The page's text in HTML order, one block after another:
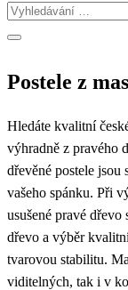
Postele z
Hledáte kvalitní
výhradně z pravého
dřevěné postele
vašeho spánku. Při
usušené pravé
dřevo a výběr
tvarovou stabilitu.
viditelných, tak i v